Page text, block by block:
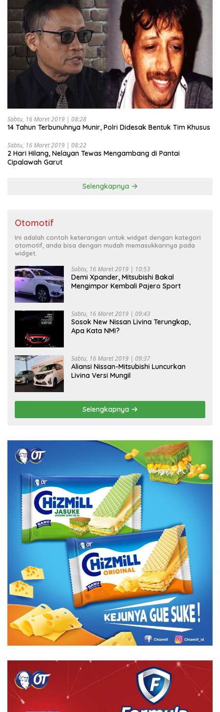
Sabtu, 16 Maret 2019 | 08:28
14 Tahun Terbunuhnya Munir, Polri Didesak Bentuk Tim Khusus
Sabtu, 16 Maret 2019 | 08:22
2 Hari Hilang, Nelayan Tewas Mengambang di Pantai
Cipalawah Garut
Selengkapnya
Otomotif
Ini adalah contoh keterangan untuk widget dengan kategori
otomotif, anda bisa dengan mudah memasukkannya pada
widget.
Sabtu, 16 Maret 2019 | 10:53
Demi Xpander, Mitsubishi Bakal
Mengimpor Kembali Pajero Sport
Sabtu, 16 Maret 2019 | 09:43
Sosok New Nissan Livina Terungkap,
Apa Kata NMI?
Sabtu, 16 Maret 2019 | 09:37
Aliansi Nissan-Mitsubishi Luncurkan
Livina Versi Mungil
Selengkapnya